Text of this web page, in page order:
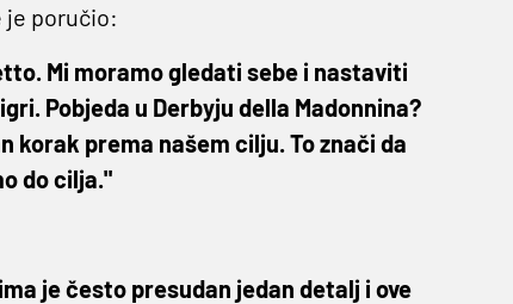
je poručio:
Mi moramo gledati sebe i nastaviti
Pobjeda u Derbyju della Madonnina?
korak prema našem cilju. To znači da
do cilja."
je često presudan jedan detalj i ove